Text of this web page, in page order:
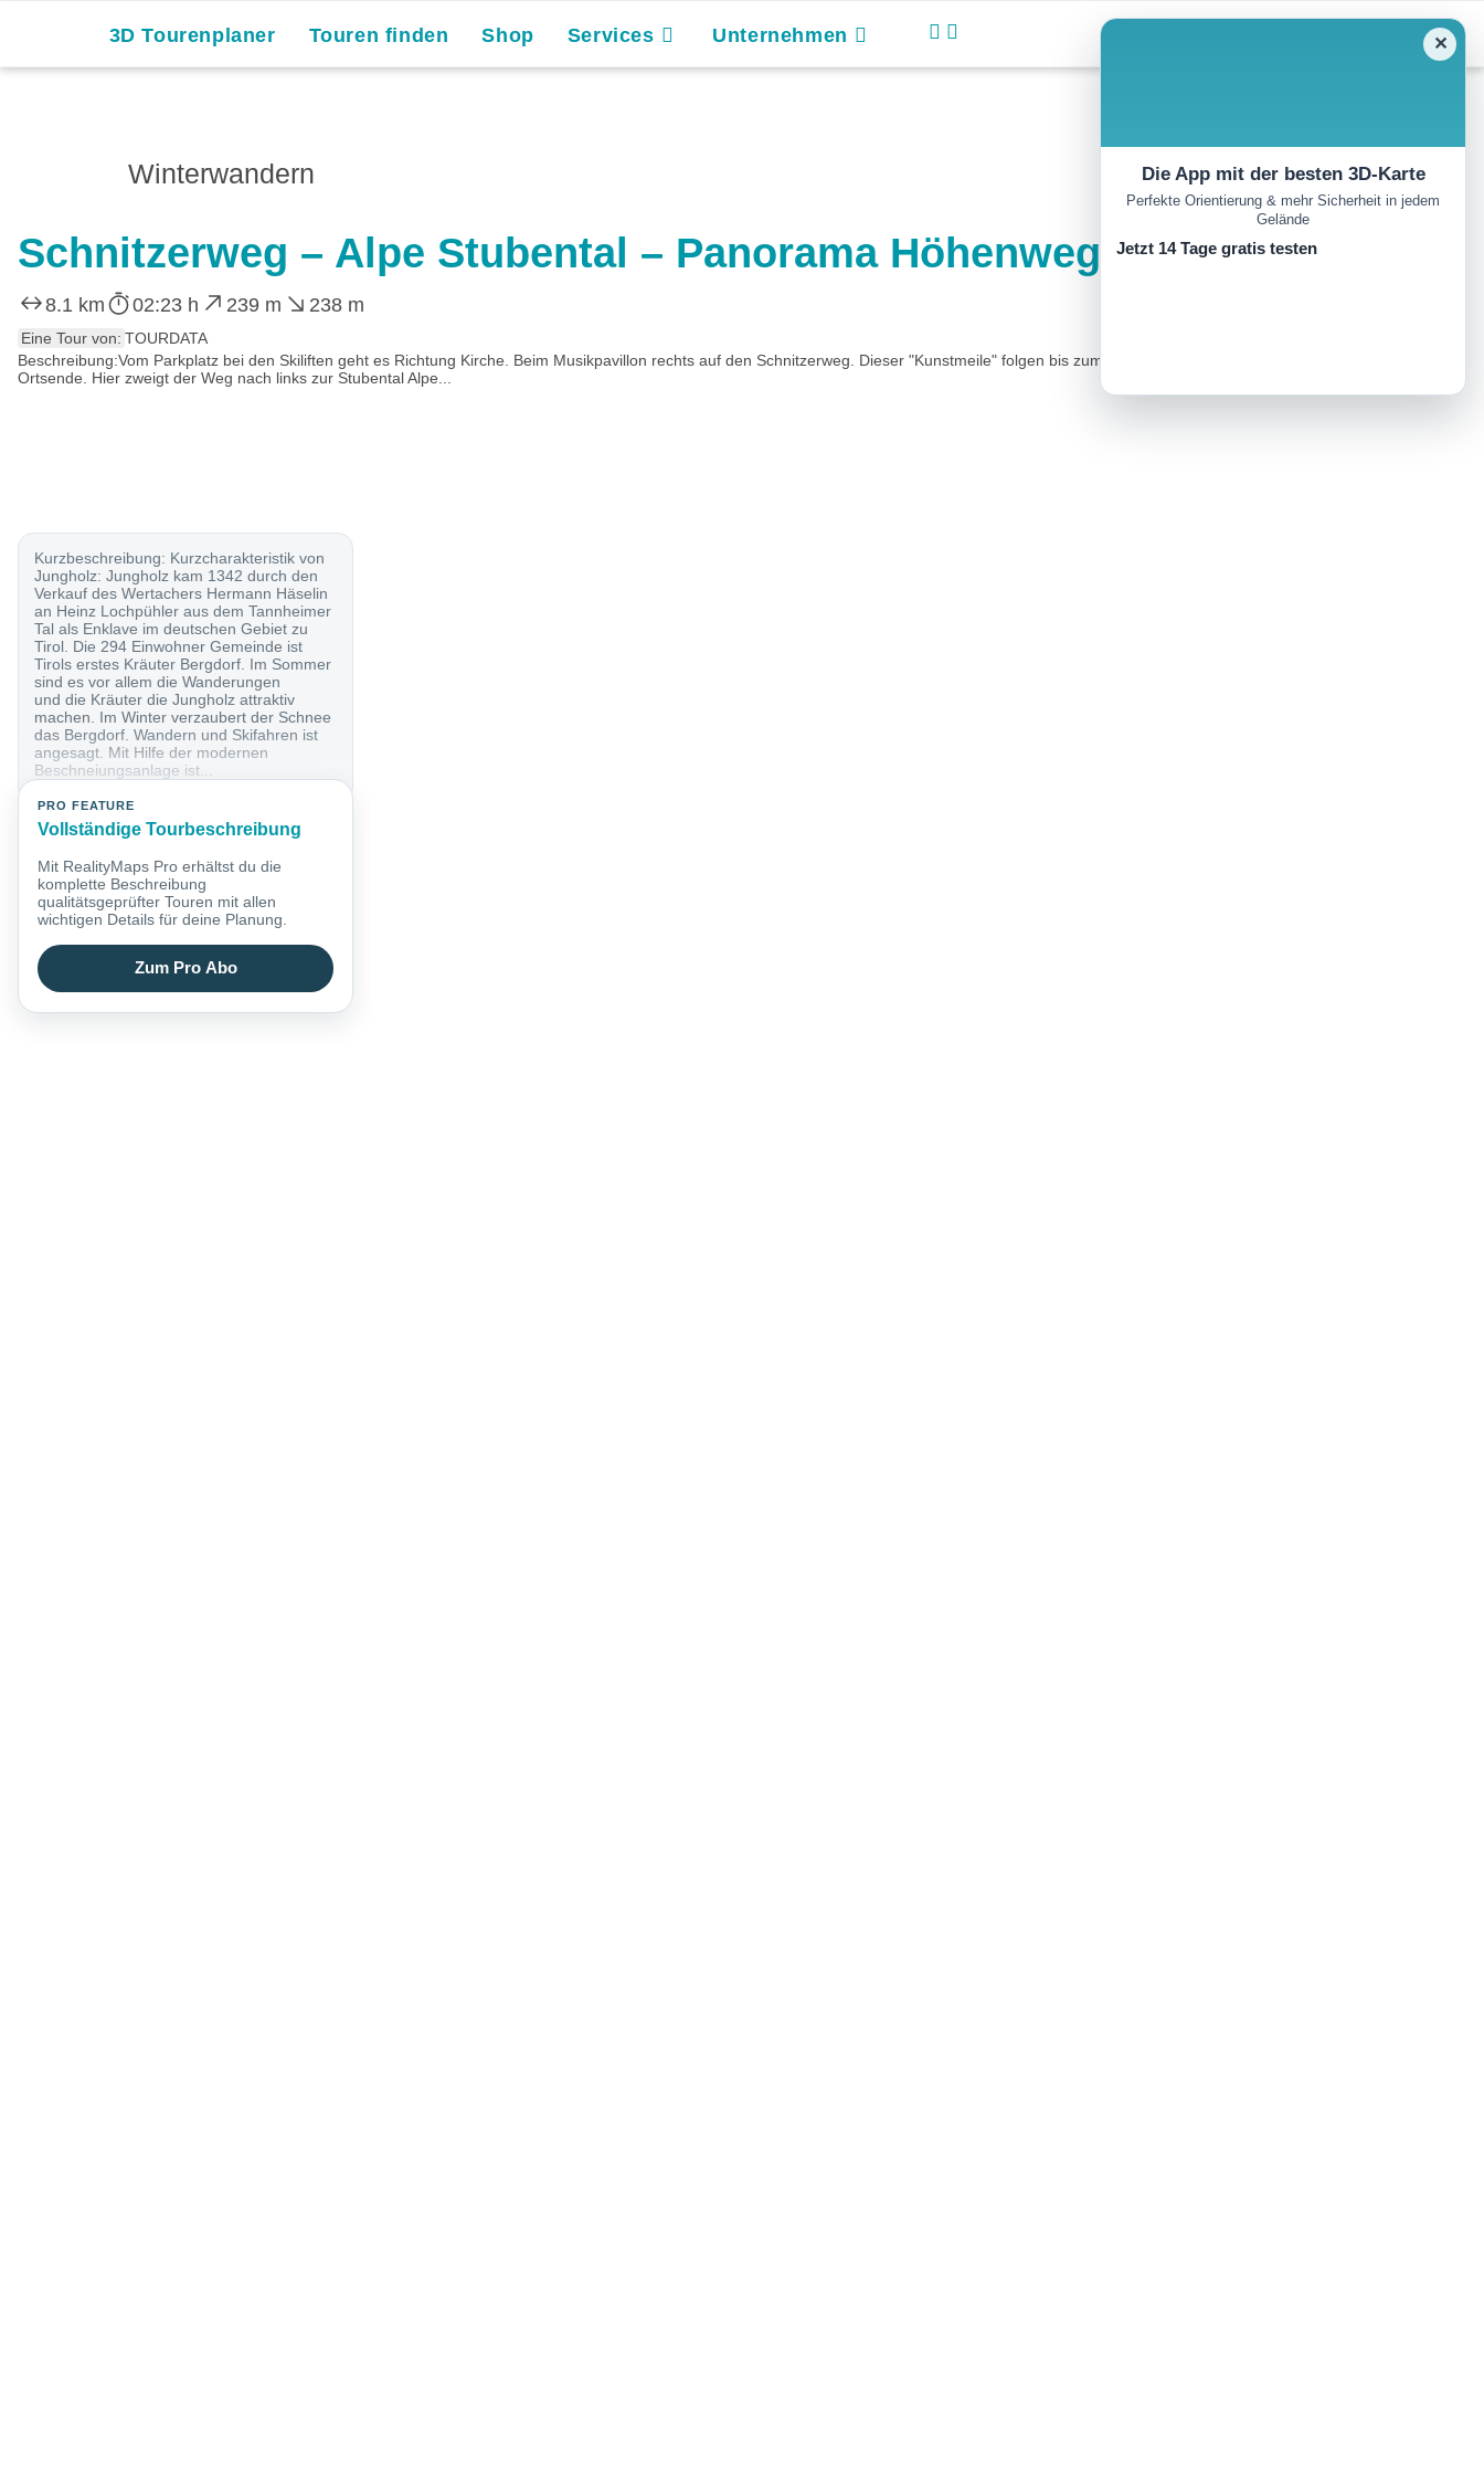
3D Tourenplaner Touren finden Shop Services Unternehmen
Winterwandern
Schnitzerweg – Alpe Stubental – Panorama Höhenweg
8.1 km 02:23 h 239 m 238 m
Eine Tour von: TOURDATA
Beschreibung:Vom Parkplatz bei den Skiliften geht es Richtung Kirche. Beim Musikpavillon rechts auf den Schnitzerweg. Dieser "Kunstmeile" folgen bis zum Ortsteil Langenschwand und weiter bis zum
Ortsende. Hier zweigt der Weg nach links zur Stubental Alpe...
Kurzbeschreibung: Kurzcharakteristik von
Jungholz: Jungholz kam 1342 durch den
Verkauf des Wertachers Hermann Häselin
an Heinz Lochpühler aus dem Tannheimer
Tal als Enklave im deutschen Gebiet zu
Tirol. Die 294 Einwohner Gemeinde ist
Tirols erstes Kräuter Bergdorf. Im Sommer
sind es vor allem die Wanderungen
und die Kräuter die Jungholz attraktiv
machen. Im Winter verzaubert der Schnee
das Bergdorf. Wandern und Skifahren ist
angesagt. Mit Hilfe der modernen
Beschneiungsanlage ist...
PRO FEATURE
Vollständige Tourbeschreibung
Mit RealityMaps Pro erhältst du die
komplette Beschreibung
qualitätsgeprüfter Touren mit allen
wichtigen Details für deine Planung.
Zum Pro Abo
✕
Die App mit der besten 3D-Karte
Perfekte Orientierung & mehr Sicherheit in jedem
Gelände
Jetzt 14 Tage gratis testen